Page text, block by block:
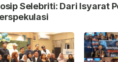
Selebriti: Dari Isyarat